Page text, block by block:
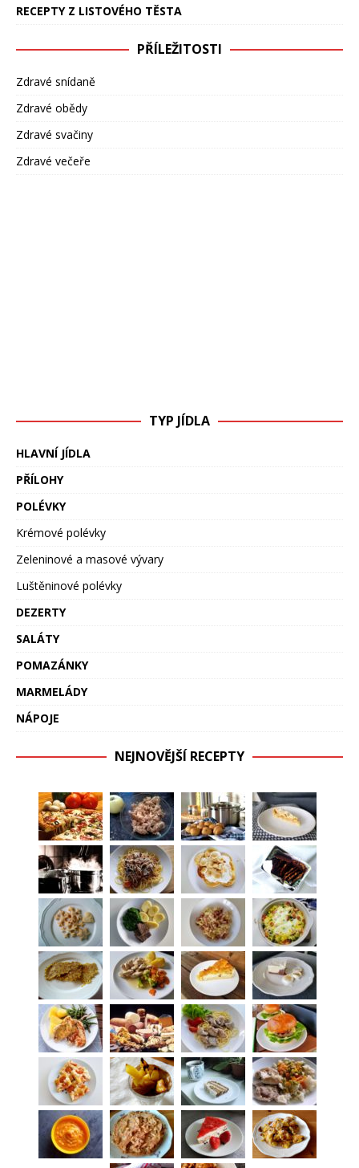
RECEPTY Z LISTOVÉHO TĚSTA
PŘÍLEŽITOSTI
Zdravé snídaně
Zdravé obědy
Zdravé svačiny
Zdravé večeře
TYP JÍDLA
HLAVNÍ JÍDLA
PŘÍLOHY
POLÉVKY
Krémové polévky
Zeleninové a masové vývary
Luštěninové polévky
DEZERTY
SALÁTY
POMAZÁNKY
MARMELÁDY
NÁPOJE
NEJNOVĚJŠÍ RECEPTY